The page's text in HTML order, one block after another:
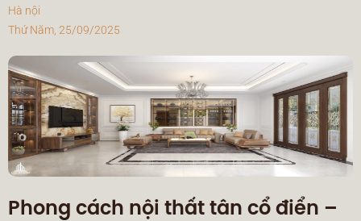
Hà nội
Thứ Năm, 25/09/2025
Phong cách nội thất tân cổ điển –